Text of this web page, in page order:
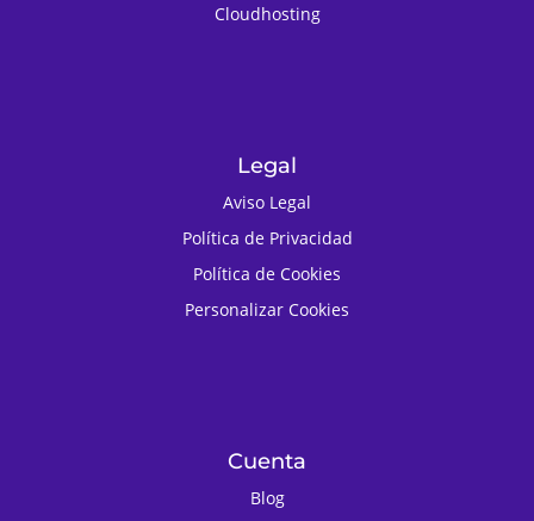
Cloudhosting
Legal
Aviso Legal
Política de Privacidad
Política de Cookies
Personalizar Cookies
Cuenta
Blog